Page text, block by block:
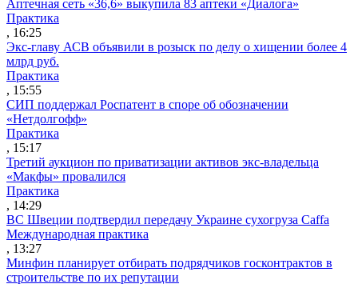
Аптечная сеть «36,6» выкупила 83 аптеки «Диалога»
Практика
, 16:25
Экс-главу АСВ объявили в розыск по делу о хищении более 4
млрд руб.
Практика
, 15:55
СИП поддержал Роспатент в споре об обозначении
«Нетдолгофф»
Практика
, 15:17
Третий аукцион по приватизации активов экс-владельца
«Макфы» провалился
Практика
, 14:29
ВС Швеции подтвердил передачу Украине сухогруза Caffa
Международная практика
, 13:27
Минфин планирует отбирать подрядчиков госконтрактов в
строительстве по их репутации